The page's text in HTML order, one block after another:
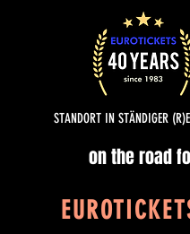
STANDORT IN STÄNDIGER
on the road